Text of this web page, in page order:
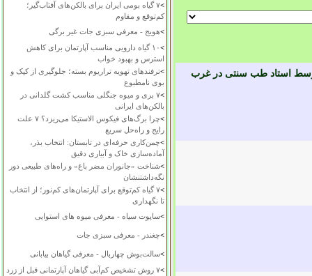
>
۷ گیاه بومی ایران برای بالکن‌های آفتاب‌گیر؛
کم‌توقع و مقاوم
>هویج - معرفی سبزی جات غیر برگی
>
۱۰ گیاه دارویی مناسب آپارتمان برای کاهش
استرس و بهبود خواب
>ترفندهای تهویه تراریوم بسته؛ جلوگیری از کپک و
بوی نامطبوع
>
۷ بری و میوه جنگلی مناسب کشت گلدانی در
بالکن‌های ایرانی
>
چرا برگ‌های فیکوس الاستیکا می‌ریزد؟ ۷ علت
رایج و راه‌حل سریع
>چمن‌کاری حرفه‌ای در تابستان: انتخاب بذر،
آماده‌سازی خاک و آبیاری دقیق
>شناخت «جانوران مضر باغ» و راه‌های طبیعی دور
نگه‌داشتنشان
>
۷ گیاه کم‌توقع برای آپارتمان‌های کم‌نور؛ از انتخاب
تا نگهداری
>ساپوت سیاه - معرفی میوه های استوایی
>چغندر - معرفی سبزی جات
>سالت‌بوش چهاربال - معرفی گیاهان بیابانی
>
۷ روش تشخیص کم‌آبی گیاهان آپارتمانی قبل از زرد
توسط استاد طب سنتی در غرب